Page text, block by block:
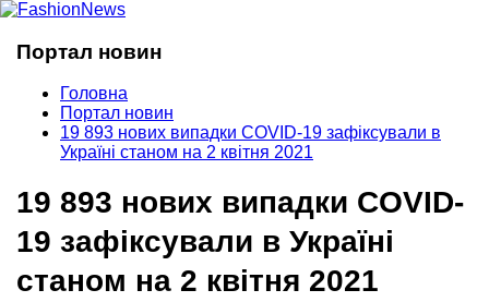
Портал новин
Головна
Портал новин
19 893 нових випадки COVID-19 зафіксували в
Україні станом на 2 квітня 2021
19 893 нових випадки COVID-
19 зафіксували в Україні
станом на 2 квітня 2021